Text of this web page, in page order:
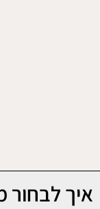
איך לבחור